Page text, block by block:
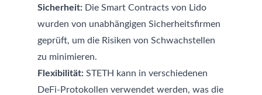
Sicherheit: Die Smart Contracts von Lido
wurden von unabhängigen Sicherheitsfirmen
geprüft, um die Risiken von Schwachstellen
zu minimieren.
Flexibilität: STETH kann in verschiedenen
DeFi-Protokollen verwendet werden, was die